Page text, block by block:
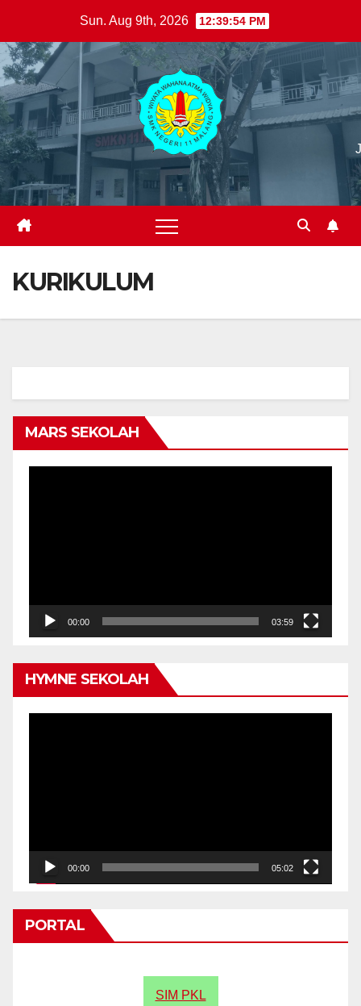
content
Sun. Aug 9th, 2026 12:39:55 PM
KURIKULUM
MARS SEKOLAH
00:00 03:59
HYMNE SEKOLAH
00:00 05:02
PORTAL
SIM PKL